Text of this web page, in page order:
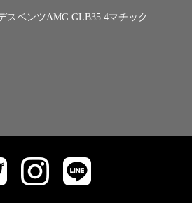
ベンツAMG GLB35 4マチック